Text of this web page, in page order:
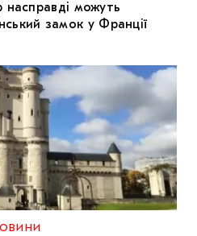
можуть
замок у Франції